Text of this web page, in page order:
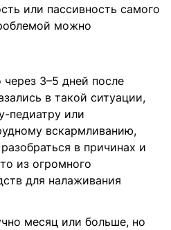
или пассивность самого
можно
3–5 дней после
в такой ситуации,
педиатру или
вскармливанию,
в причинах и
из огромного
для налаживания
месяц или больше, но